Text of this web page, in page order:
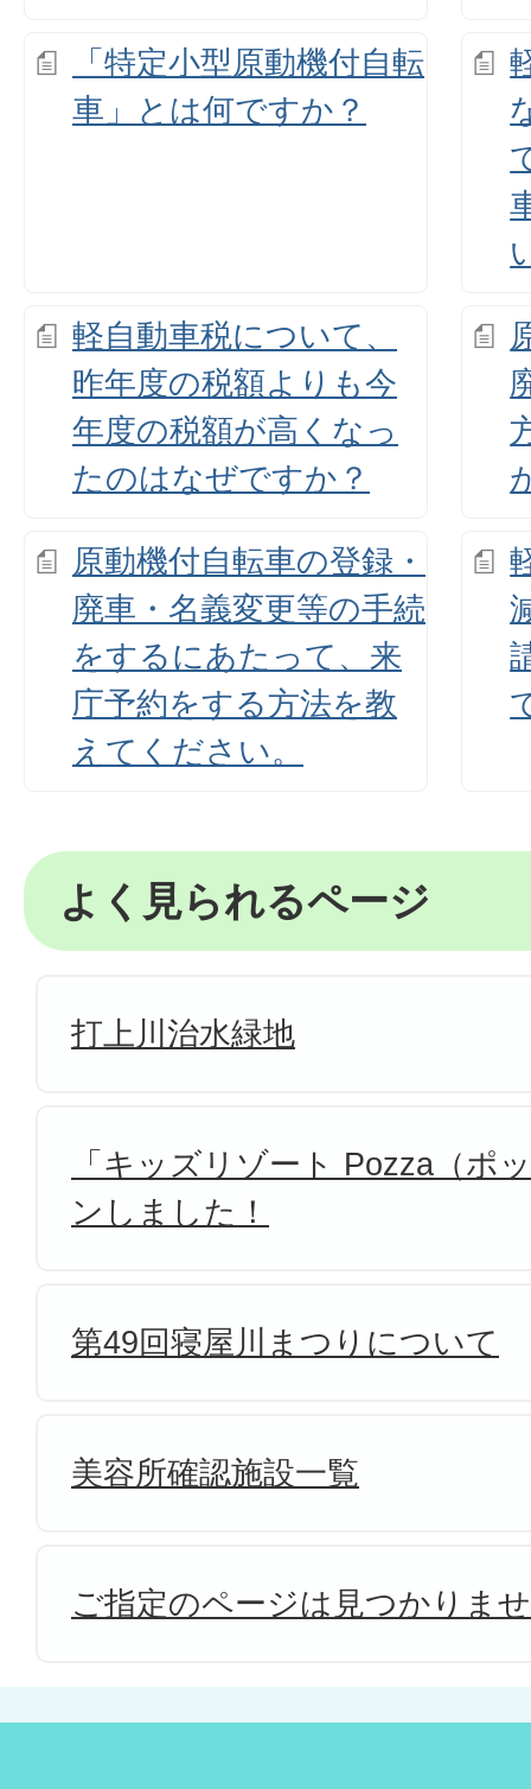
「特定小型原動機付自転
車」とは何ですか？
軽自動車税について、
昨年度の税額よりも今
年度の税額が高くなっ
たのはなぜですか？
原動機付自転車の登録・
廃車・名義変更等の手続
をするにあたって、来
庁予約をする方法を教
えてください。
よく見られるページ
打上川治水緑地
「キッズリゾート Pozza（ポ
ンしました！
第49回寝屋川まつりについて
美容所確認施設一覧
ご指定のページは見つかりま